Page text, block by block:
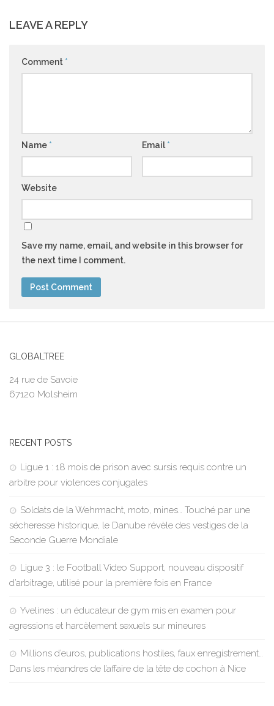
LEAVE A REPLY
Comment *
Name * Email *
Website
Save my name, email, and website in this browser for
the next time I comment.
GLOBALTREE
24 rue de Savoie
67120 Molsheim
RECENT POSTS
Ligue 1 : 18 mois de prison avec sursis requis contre un
arbitre pour violences conjugales
Soldats de la Wehrmacht, moto, mines… Touché par une
sécheresse historique, le Danube révèle des vestiges de la
Seconde Guerre Mondiale
Ligue 3 : le Football Video Support, nouveau dispositif
d’arbitrage, utilisé pour la première fois en France
Yvelines : un éducateur de gym mis en examen pour
agressions et harcèlement sexuels sur mineures
Millions d’euros, publications hostiles, faux enregistrement…
Dans les méandres de l’affaire de la tête de cochon à Nice